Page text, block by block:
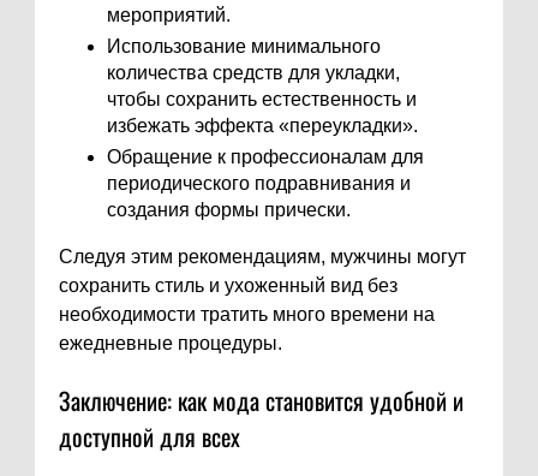
мероприятий.
Использование минимального
количества средств для укладки,
чтобы сохранить естественность и
избежать эффекта «переукладки».
Обращение к профессионалам для
периодического подравнивания и
создания формы прически.
Следуя этим рекомендациям, мужчины могут
сохранить стиль и ухоженный вид без
необходимости тратить много времени на
ежедневные процедуры.
Заключение: как мода становится удобной и
доступной для всех